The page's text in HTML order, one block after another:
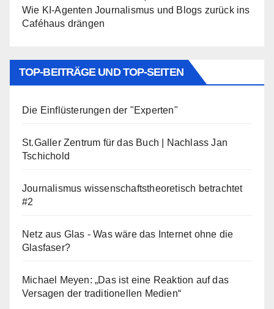
Wie KI-Agenten Journalismus und Blogs zurück ins
Caféhaus drängen
TOP-BEITRÄGE UND TOP-SEITEN
Die Einflüsterungen der "Experten"
St.Galler Zentrum für das Buch | Nachlass Jan
Tschichold
Journalismus wissenschaftstheoretisch betrachtet
#2
Netz aus Glas - Was wäre das Internet ohne die
Glasfaser?
Michael Meyen: „Das ist eine Reaktion auf das
Versagen der traditionellen Medien“